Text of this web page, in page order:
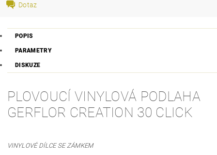
Dotaz
POPIS
PARAMETRY
DISKUZE
PLOVOUCÍ VINYLOVÁ PODLAHA
GERFLOR CREATION 30 CLICK
VINYLOVÉ DÍLCE SE ZÁMKEM